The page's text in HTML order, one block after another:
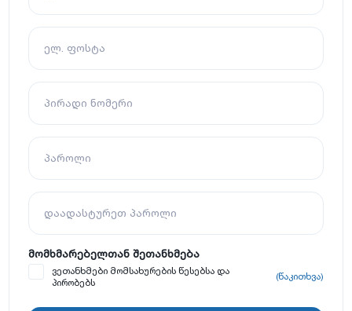
ელ. ფოსტა
პირადი ნომერი
პაროლი
დაადასტურეთ პაროლი
მომხმარებელთან შეთანხმება
ვეთანხმები მომსახურების წესებსა და
პირობებს
(წაკითხვა)